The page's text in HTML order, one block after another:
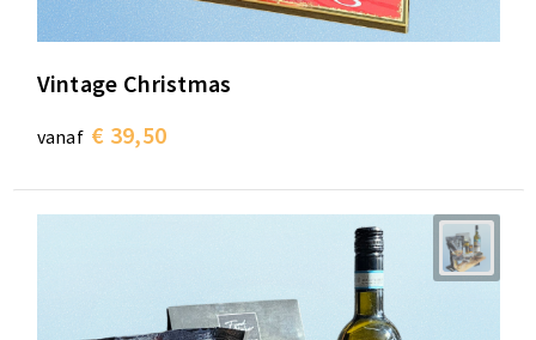
Vintage Christmas
vanaf € 39,50